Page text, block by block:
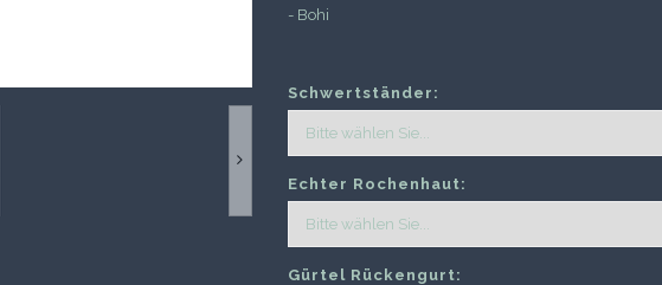
- Bohi
Schwertständer:
Echter Rochenhaut:
Gürtel Rückengurt: